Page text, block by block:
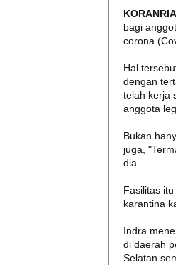
bagi
corona
Hal
dengan
telah kerja
anggota
Bukan
juga,
dia.
Fasilitas
karantina
Indra
di daerah
Selatan